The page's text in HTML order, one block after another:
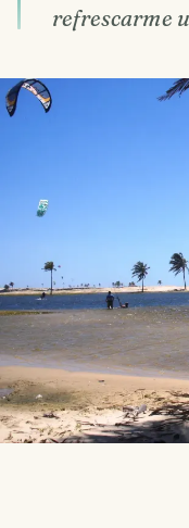
refrescarme